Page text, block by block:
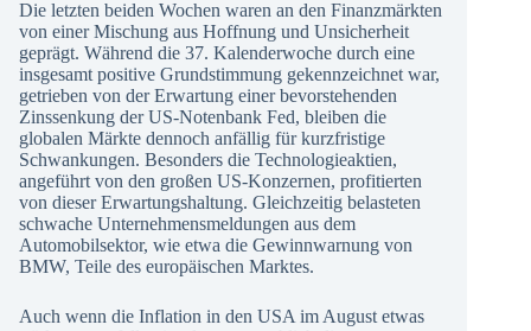
Die letzten beiden Wochen waren an den Finanzmärkten
von einer Mischung aus Hoffnung und Unsicherheit
geprägt. Während die 37. Kalenderwoche durch eine
insgesamt positive Grundstimmung gekennzeichnet war,
getrieben von der Erwartung einer bevorstehenden
Zinssenkung der US-Notenbank Fed, bleiben die
globalen Märkte dennoch anfällig für kurzfristige
Schwankungen. Besonders die Technologieaktien,
angeführt von den großen US-Konzernen, profitierten
von dieser Erwartungshaltung. Gleichzeitig belasteten
schwache Unternehmensmeldungen aus dem
Automobilsektor, wie etwa die Gewinnwarnung von
BMW, Teile des europäischen Marktes.
Auch wenn die Inflation in den USA im August etwas